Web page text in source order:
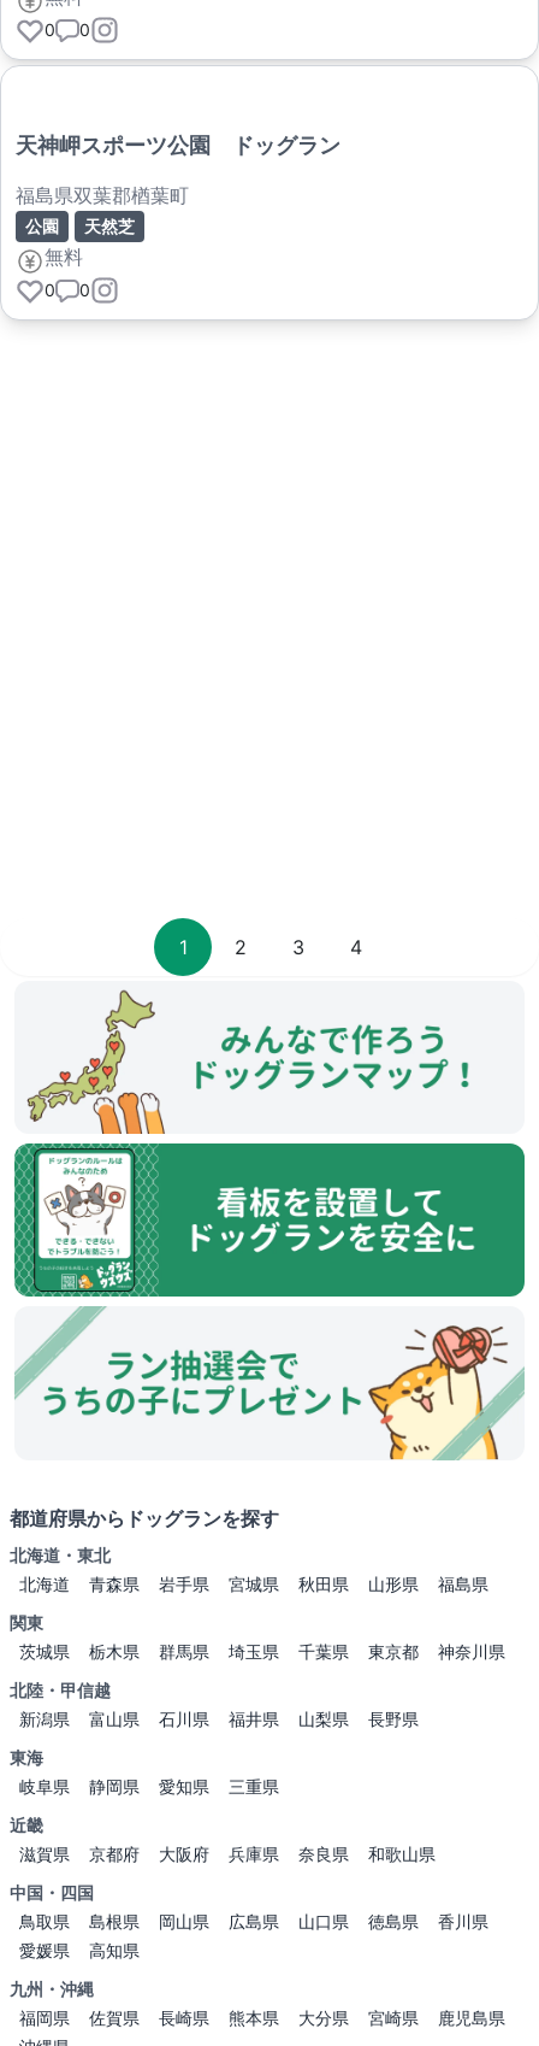
0 0
天神岬スポーツ公園 ドッグラン
福島県双葉郡楢葉町
公園 天然芝
無料
0 0
1 2 3 4
都道府県からドッグランを探す
北海道・東北
北海道
青森県 岩手県 宮城県 秋田県 山形県
福島県
関東
茨城県
栃木県 群馬県 埼玉県 千葉県 東京都
神奈川県
北陸・甲信越
新潟県
富山県 石川県 福井県 山梨県
長野県
東海
岐阜県
静岡県 愛知県
三重県
近畿
滋賀県
京都府 大阪府 兵庫県 奈良県
和歌山県
中国・四国
鳥取県
島根県 岡山県 広島県 山口県 徳島県
香川県
愛媛県
高知県
九州・沖縄
福岡県
佐賀県 長崎県 熊本県 大分県 宮崎県
鹿児島県